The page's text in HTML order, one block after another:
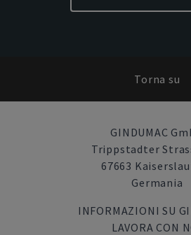
Torna su
GINDUMAC
Trippstadter
67663
Germania
INFORMAZIONI SU
LAVORA CON